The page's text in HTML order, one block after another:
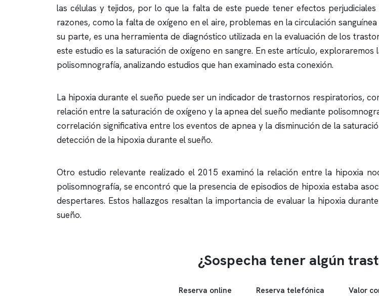
las células y tejidos, por lo que la falta de este puede tener efectos
razones, como la falta de oxígeno en el aire, problemas en la circulación
su parte, es una herramienta de diagnóstico utilizada en la evaluación de los
este estudio es la saturación de oxígeno en sangre. En este artículo,
polisomnografía, analizando estudios que han examinado esta conexión.
La hipoxia durante el sueño puede ser un indicador de trastornos respiratorios,
relación entre la saturación de oxígeno y laapnea del sueño mediante
correlación significativa entre los eventos de apnea y la disminución de la
detección de la hipoxia durante el sueño.
Otro estudio relevante realizado el 2015 examinó la relación entre la hipoxia
polisomnografía, se encontró que la presencia de episodios de hipoxia estaba
despertares. Estos hallazgos resaltan la importancia de evaluar la hipoxia
sueño.
¿Sospecha tener algún
Reserva online Reserva telefónica Valor